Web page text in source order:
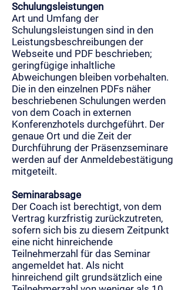
Schulungsleistungen
Art und Umfang der
Schulungsleistungen sind in den
Leistungsbeschreibungen der
Webseite und PDF beschrieben;
geringfügige inhaltliche
Abweichungen bleiben vorbehalten.
Die in den einzelnen PDFs näher
beschriebenen Schulungen werden
von dem Coach in externen
Konferenzhotels durchgeführt. Der
genaue Ort und die Zeit der
Durchführung der Präsenzseminare
werden auf der Anmeldebestätigung
mitgeteilt.
Seminarabsage
Der Coach ist berechtigt, von dem
Vertrag kurzfristig zurückzutreten,
sofern sich bis zu diesem Zeitpunkt
eine nicht hinreichende
Teilnehmerzahl für das Seminar
angemeldet hat. Als nicht
hinreichend gilt grundsätzlich eine